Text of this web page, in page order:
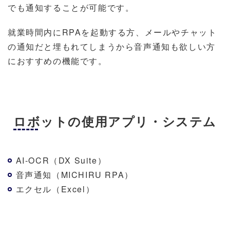
でも通知することが可能です。
就業時間内にRPAを起動する方、メールやチャット
の通知だと埋もれてしまうから音声通知も欲しい方
におすすめの機能です。
ロボットの使用アプリ・システム
AI-OCR（DX Suite）
音声通知（MICHIRU RPA）
エクセル（Excel）